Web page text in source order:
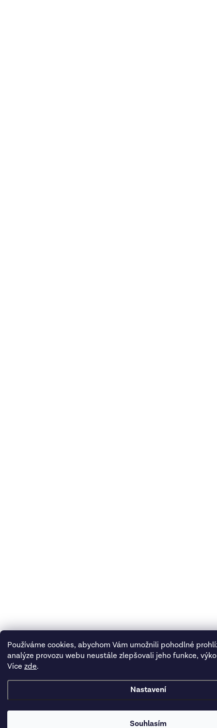
Používáme cookies, abychom Vám umožnili pohodlné
analýze provozu webu neustále zlepšovali jeho funkce,
Více zde.
Nastavení
Souhlasím